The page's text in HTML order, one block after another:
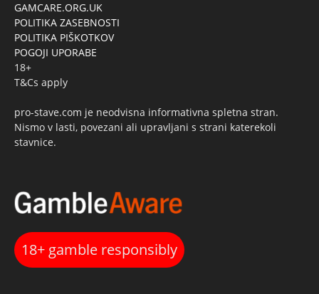
GAMCARE.ORG.UK
POLITIKA ZASEBNOSTI
POLITIKA PIŠKOTKOV
POGOJI UPORABE
18+
T&Cs apply
pro-stave.com je neodvisna informativna spletna stran.
Nismo v lasti, povezani ali upravljani s strani katerekoli
stavnice.
18+ gamble responsibly